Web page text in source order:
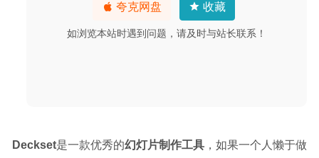
夸克网盘 收藏
如浏览本站时遇到问题，请及时与站长联系！
Deckset是一款优秀的幻灯片制作工具 ，如果一个人懒于做
Export for iTunes 2.1.3 – iTunes音乐导出软件